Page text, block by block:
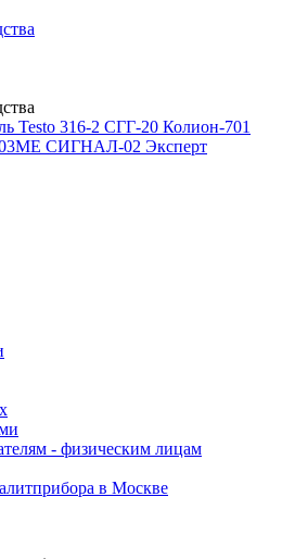
Testo 316-2 СГГ-20 Колион-701
СИГНАЛ-02 Эксперт
- физическим лицам
в Москве